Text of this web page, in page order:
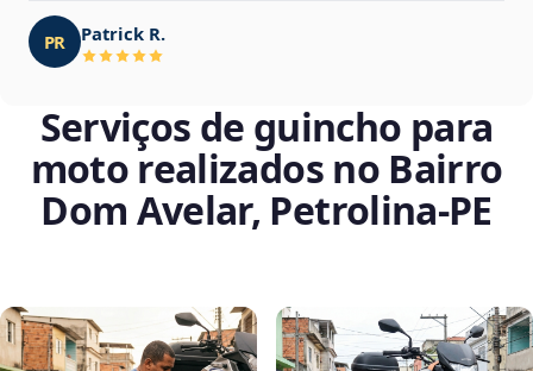
PR Patrick R.
Serviços de guincho para
moto realizados no Bairro
Dom Avelar, Petrolina‑PE